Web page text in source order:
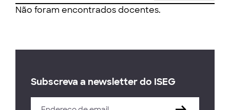
Não foram encontrados docentes.
Subscreva a newsletter do ISEG